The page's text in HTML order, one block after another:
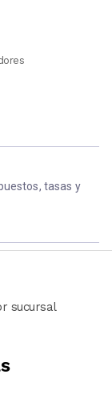
tasas y
sucursal